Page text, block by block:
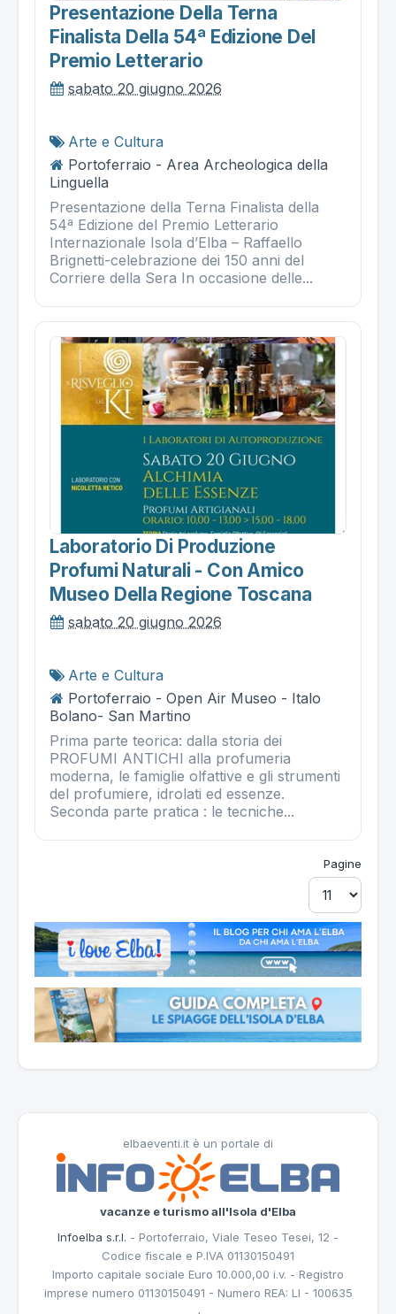
Presentazione Della Terna
Finalista Della 54ª Edizione Del
Premio Letterario
sabato 20 giugno 2026
Arte e Cultura
Portoferraio - Area Archeologica della
Linguella
Presentazione della Terna Finalista della
54ª Edizione del Premio Letterario
Internazionale Isola d’Elba – Raffaello
Brignetti-celebrazione dei 150 anni del
Corriere della Sera In occasione delle...
Laboratorio Di Produzione
Profumi Naturali - Con Amico
Museo Della Regione Toscana
sabato 20 giugno 2026
Arte e Cultura
Portoferraio - Open Air Museo - Italo
Bolano- San Martino
Prima parte teorica: dalla storia dei
PROFUMI ANTICHI alla profumeria
moderna, le famiglie olfattive e gli strumenti
del profumiere, idrolati ed essenze.
Seconda parte pratica : le tecniche...
Pagine
elbaeventi.it è un portale di
vacanze e turismo all'Isola d'Elba
Infoelba s.r.l. - Portoferraio, Viale Teseo Tesei, 12 -
Codice fiscale e P.IVA 01130150491
Importo capitale sociale Euro 10.000,00 i.v. - Registro
imprese numero 01130150491 - Numero REA: LI - 100635